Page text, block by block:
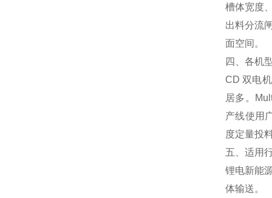
槽体宽度
出料分流
面空间。
四、各机
CD 双电
居多。
产线使用
度定量投
五、适用
锂电新能
体输送。